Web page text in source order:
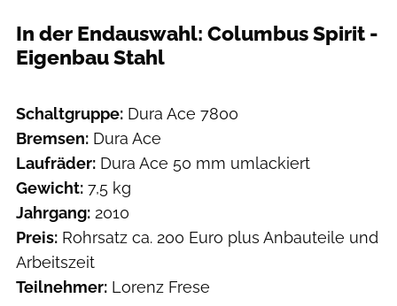
In der Endauswahl: Columbus Spirit -
Eigenbau Stahl
Schaltgruppe: Dura Ace 7800
Bremsen: Dura Ace
Laufräder: Dura Ace 50 mm umlackiert
Gewicht: 7,5 kg
Jahrgang: 2010
Preis: Rohrsatz ca. 200 Euro plus Anbauteile und
Arbeitszeit
Teilnehmer: Lorenz Frese